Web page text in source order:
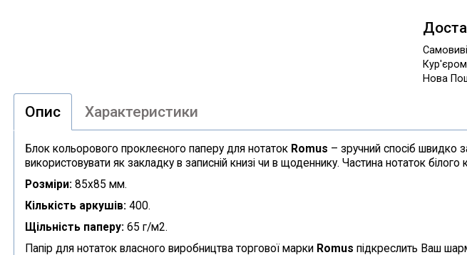
Нова
Опис Характеристики
Блок кольорового проклеєного паперу для нотаток Romus – зручний спосіб швидко
використовувати як закладку в записній книзі чи в щоденнику. Частина нотаток
Розміри: 85х85 мм.
Кількість аркушів: 400.
Щільність паперу: 65 г/м2.
Папір для нотаток власного виробництва торгової марки Romus підкреслить Ваш